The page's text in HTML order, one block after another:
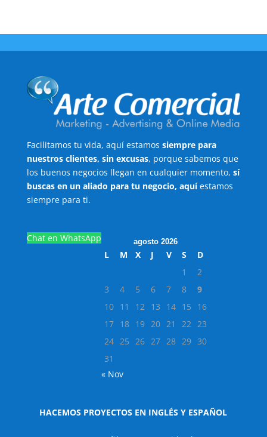
Facilitamos tu vida, aquí estamos siempre para
nuestros clientes, sin excusas, porque sabemos que
los buenos negocios llegan en cualquier momento, sí
buscas en un aliado para tu negocio, aquíestamos
siempre para ti.
Chat en WhatsApp agosto 2026
L M X J V S
D
1
2
3
4 5 6 7 8
9
10 11 12 13 14 15
16
17 18 19 20 21 22 23
24 25 26 27 28 29 30
31
« Nov
HACEMOS PROYECTOS EN INGLÉS Y ESPAÑOL